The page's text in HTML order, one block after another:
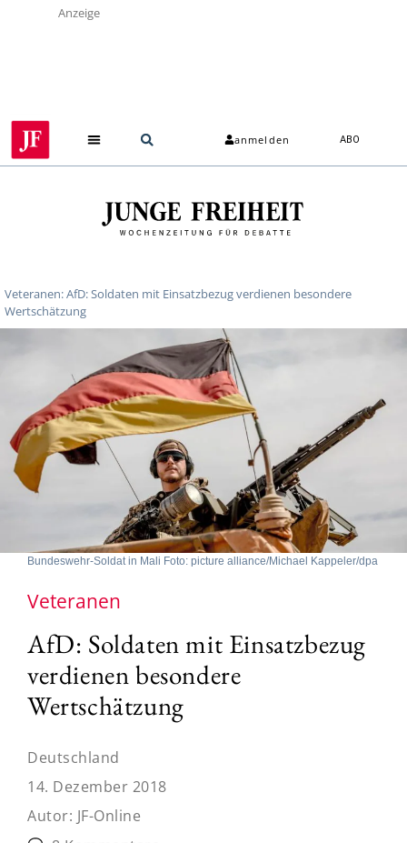
Anzeige
anmelden ABO
Veteranen: AfD: Soldaten mit Einsatzbezug verdienen besondere
Wertschätzung
Bundeswehr-Soldat in Mali Foto: picture alliance/Michael Kappeler/dpa
Veteranen
AfD: Soldaten mit Einsatzbezug
verdienen besondere
Wertschätzung
Deutschland
14. Dezember 2018
Autor: JF-Online